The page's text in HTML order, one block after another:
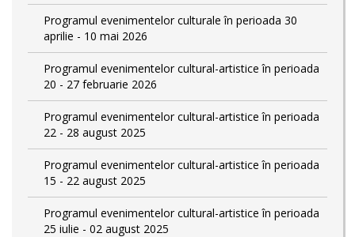
Programul evenimentelor culturale în perioada 30
aprilie - 10 mai 2026
Programul evenimentelor cultural-artistice în perioada
20 - 27 februarie 2026
Programul evenimentelor cultural-artistice în perioada
22 - 28 august 2025
Programul evenimentelor cultural-artistice în perioada
15 - 22 august 2025
Programul evenimentelor cultural-artistice în perioada
25 iulie - 02 august 2025